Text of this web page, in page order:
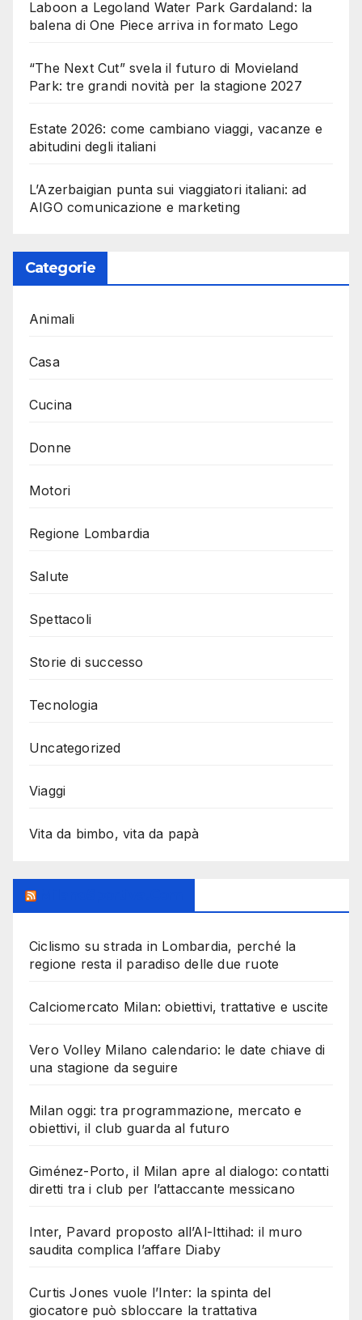
Laboon a Legoland Water Park Gardaland: la
balena di One Piece arriva in formato Lego
“The Next Cut” svela il futuro di Movieland
Park: tre grandi novità per la stagione 2027
Estate 2026: come cambiano viaggi, vacanze e
abitudini degli italiani
L’Azerbaigian punta sui viaggiatori italiani: ad
AIGO comunicazione e marketing
Categorie
Animali
Casa
Cucina
Donne
Motori
Regione Lombardia
Salute
Spettacoli
Storie di successo
Tecnologia
Uncategorized
Viaggi
Vita da bimbo, vita da papà
Ciclismo su strada in Lombardia, perché la
regione resta il paradiso delle due ruote
Calciomercato Milan: obiettivi, trattative e uscite
Vero Volley Milano calendario: le date chiave di
una stagione da seguire
Milan oggi: tra programmazione, mercato e
obiettivi, il club guarda al futuro
Giménez-Porto, il Milan apre al dialogo: contatti
diretti tra i club per l’attaccante messicano
Inter, Pavard proposto all’Al-Ittihad: il muro
saudita complica l’affare Diaby
Curtis Jones vuole l’Inter: la spinta del
giocatore può sbloccare la trattativa